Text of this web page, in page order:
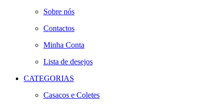
Sobre nós
Contactos
Minha Conta
Lista de desejos
CATEGORIAS
Casacos e Coletes